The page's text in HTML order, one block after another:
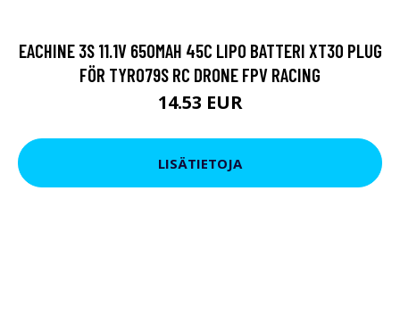
EACHINE 3S 11.1V 650MAH 45C LIPO BATTERI XT30 PLUG
FÖR TYRO79S RC DRONE FPV RACING
14.53 EUR
LISÄTIETOJA